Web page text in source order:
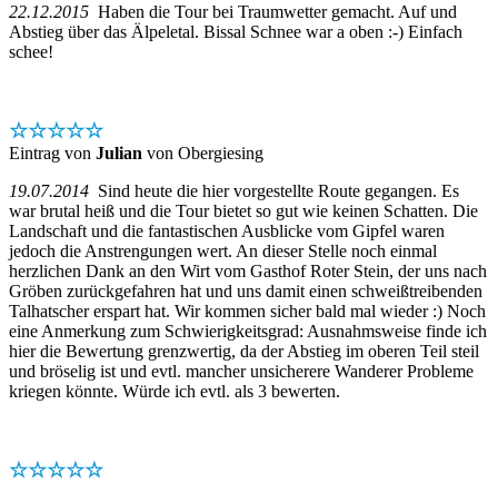
22.12.2015 Haben die Tour bei Traumwetter gemacht. Auf und
Abstieg über das Älpeletal. Bissal Schnee war a oben :-) Einfach
schee!
☆☆☆☆☆
Eintrag von Julian von Obergiesing
19.07.2014 Sind heute die hier vorgestellte Route gegangen. Es
war brutal heiß und die Tour bietet so gut wie keinen Schatten. Die
Landschaft und die fantastischen Ausblicke vom Gipfel waren
jedoch die Anstrengungen wert. An dieser Stelle noch einmal
herzlichen Dank an den Wirt vom Gasthof Roter Stein, der uns nach
Gröben zurückgefahren hat und uns damit einen schweißtreibenden
Talhatscher erspart hat. Wir kommen sicher bald mal wieder :) Noch
eine Anmerkung zum Schwierigkeitsgrad: Ausnahmsweise finde ich
hier die Bewertung grenzwertig, da der Abstieg im oberen Teil steil
und bröselig ist und evtl. mancher unsicherere Wanderer Probleme
kriegen könnte. Würde ich evtl. als 3 bewerten.
☆☆☆☆☆